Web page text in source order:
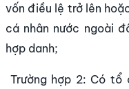
vốn điều lệ trở lên
cá nhân nước ngoài
hợp danh;
Trường hợp 2: Có tổ